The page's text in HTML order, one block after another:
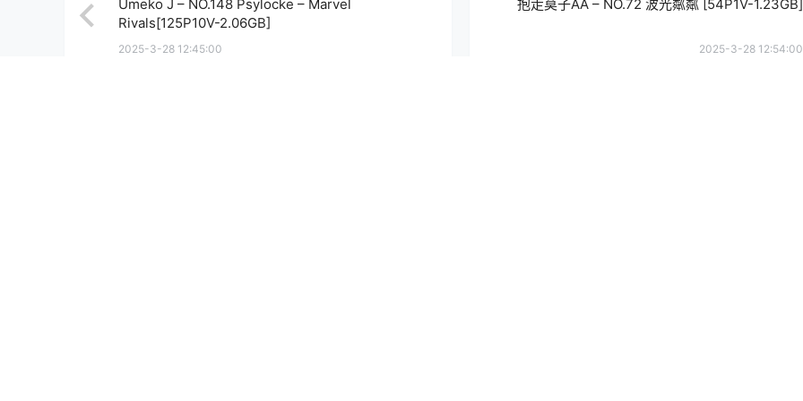
Umeko J – NO.148 Psylocke – Marvel
Rivals[125P10V-2.06GB]
2025-3-28 12:45:00
抱走莫子AA – NO.72 波光粼粼 [54P1V-1.23GB]
2025-3-28 12:54:00